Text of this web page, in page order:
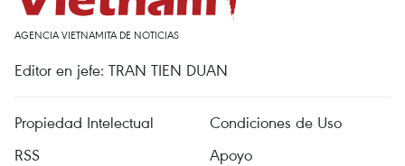
AGENCIA VIETNAMITA DE NOTICIAS
Editor en jefe: TRAN TIEN DUAN
Propiedad Intelectual
Condiciones de Uso
RSS
Apoyo